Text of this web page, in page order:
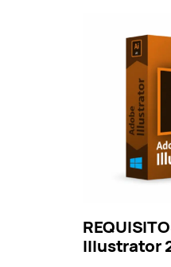
Illustrator